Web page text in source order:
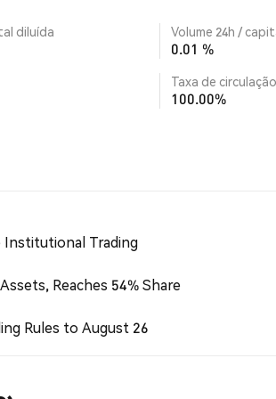
diluída Volume 24h /
0.01 %
Taxa de circulação
100.00%
Institutional Trading
Reaches 54% Share
Rules to August 26